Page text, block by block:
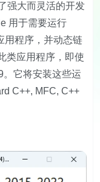
强大而灵活的开发
用于需要运行
用程序，并动态链
类应用程序，即使
它将安装这些运
C++, MFC, C++